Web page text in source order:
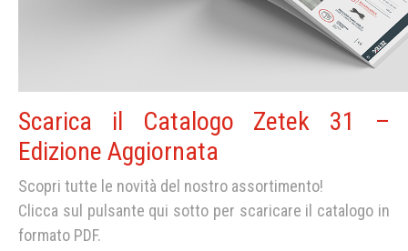
Scarica il Catalogo Zetek 31 –
Edizione Aggiornata
Scopri tutte le novità del nostro assortimento!
Clicca sul pulsante qui sotto per scaricare il catalogo in
formato PDF.